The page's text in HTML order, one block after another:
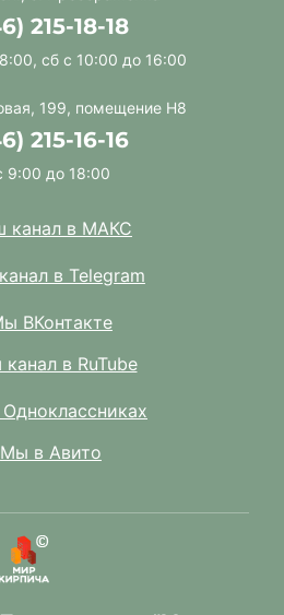
215-18-18
сб с 10:00 до 16:00
199, помещение Н8
215-16-16
9:00 до 18:00
канал в МАКС
в Telegram
ВКонтакте
в RuTube
Мы в Авито